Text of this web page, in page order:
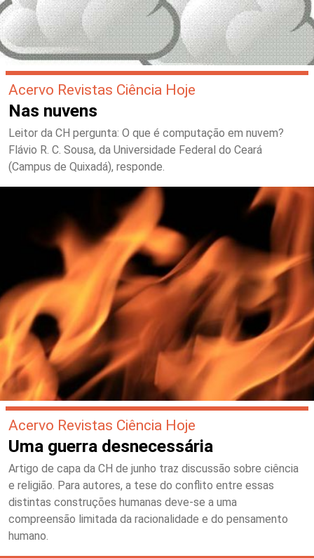
Acervo Revistas Ciência Hoje
Nas nuvens
Leitor da CH pergunta: O que é computação em nuvem?
Flávio R. C. Sousa, da Universidade Federal do Ceará
(Campus de Quixadá), responde.
Acervo Revistas Ciência Hoje
Uma guerra desnecessária
Artigo de capa da CH de junho traz discussão sobre ciência
e religião. Para autores, a tese do conflito entre essas
distintas construções humanas deve-se a uma
compreensão limitada da racionalidade e do pensamento
humano.